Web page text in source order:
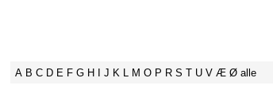
A B C D E F G H J K L M O P R S T U V Æ Ø alle